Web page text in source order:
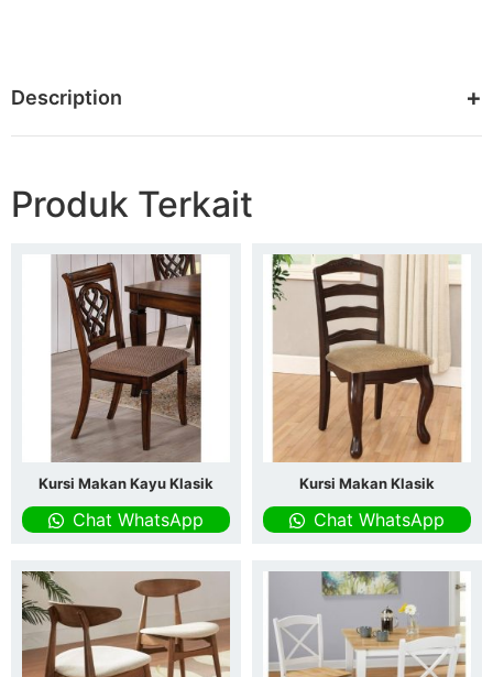
Description
Produk Terkait
Kursi Makan Kayu Klasik
Chat WhatsApp
Kursi Makan Klasik
Chat WhatsApp